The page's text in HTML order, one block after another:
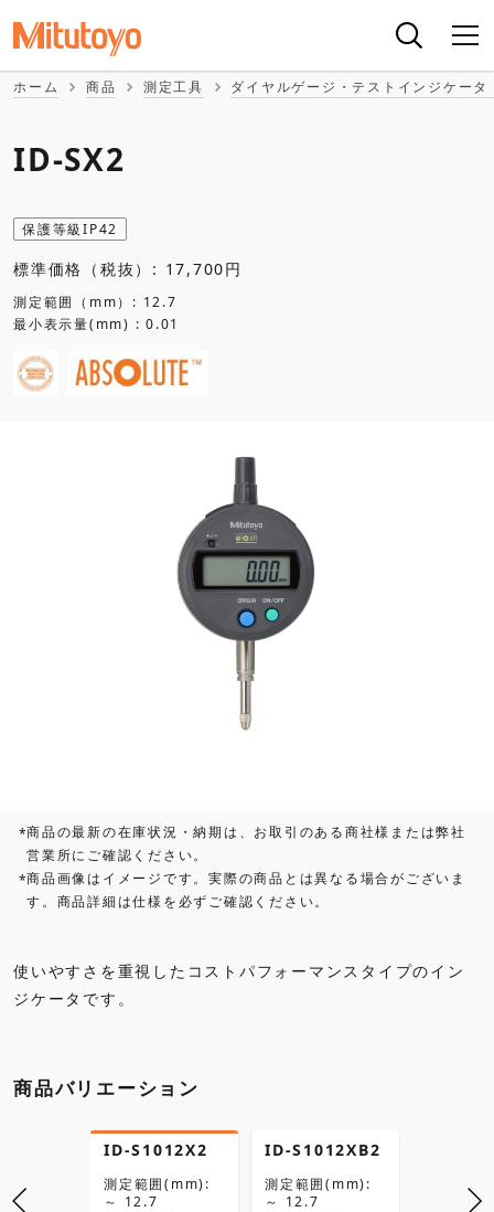
ホーム 商品 測定工具 ダイヤルゲージ・テストインジケー
ID-SX2
保護等級IP42
標準価格（税抜）: 17,700円
測定範囲（mm）: 12.7
最小表示量(mm) : 0.01
*商品の最新の在庫状況・納期は、お取引のある商社様または弊社
営業所にご確認ください。
*商品画像はイメージです。実際の商品とは異なる場合がございま
す。商品詳細は仕様を必ずご確認ください。
使いやすさを重視したコストパフォーマンスタイプのイン
商品バリエーション
ID-S1012X2
測定範囲(mm):
～ 12.7
ID-S1012XB2
測定範囲(mm):
～ 12.7
測定範
～ 12.7